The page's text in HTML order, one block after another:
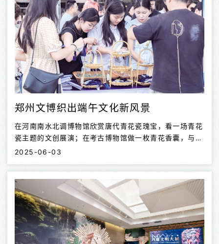
郑州文博织出端午文化新风景
在河南南水北调博物馆欣赏唐代青花瓷瑰宝，看一场青花
瓷主题的文创展演；在考古博物馆做一枚青花香囊，与街
头邂逅的“大唐·青花瓷移动博物馆”来一个亲密接触……在
了丰富多彩、别具匠心的端午主题活动，从手工体验到文
化讲座，从考古探秘到文博露营，带广大市民在端午节的
艾草香气里感悟郑州深厚文脉的持久魅力。
2025-06-03